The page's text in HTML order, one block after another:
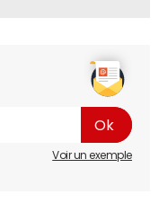
Voir un exemple